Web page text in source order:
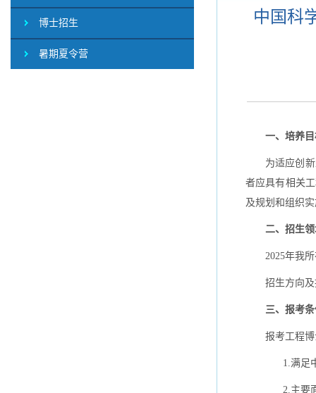
博士招生
暑期夏令营
中国科
一、培养
为适应创
者应具有相关
及规划和组织
二、招生
2025年我
招生方向
三、报考
报考工程
1.满足中
2.主要面